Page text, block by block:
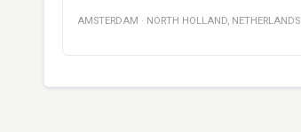
AMSTERDAM · NORTH HOLLAND, NETHERLANDS